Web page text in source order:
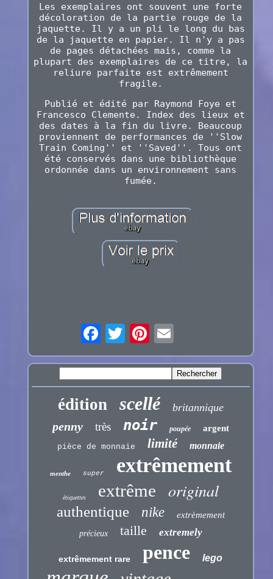
Les exemplaires ont souvent une forte
décoloration de la partie rouge de la
jaquette. Il y a un pli le long du bas
de la jaquette en papier. Il n'y a pas
de pages détachées mais, comme la
plupart des exemplaires de ce titre, la
reliure parfaite est extrêmement
fragile.
Publié et édité par Raymond Foye et
Francesco Clemente. Index des lieux et
des dates à la fin du livre. Beaucoup
proviennent de performances de ''Slow
Train Coming'' et ''Saved''. Tous ont
été conservés dans une bibliothèque
ordonnée dans un environnement sans
fumée.
édition scellé britannique
penny très noir poupée argent
pièce de monnaie limité monnaie
menthe super extrêmement
étiquettes extrême original
authentique nike extrèmement
précieux taille extremely
extrêmement rare pence lego